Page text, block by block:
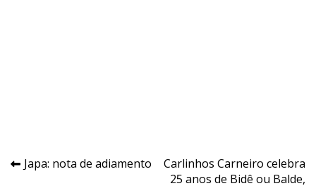
Navegação
Japa: nota de adiamento
Carlinhos Carneiro celebra
25 anos de Bidê ou Balde,